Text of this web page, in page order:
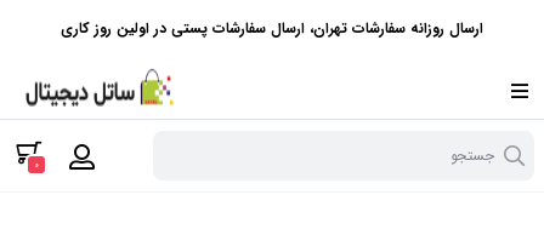
ارسال روزانه سفارشات تهران، ارسال سفارشات پستی در اولین روز کاری
جستجو 0